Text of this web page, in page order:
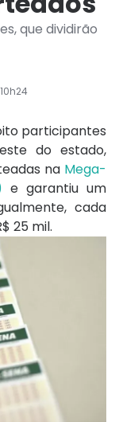
que dividirão
participantes
do estado,
na Mega-
e garantiu um
cada
25 mil.